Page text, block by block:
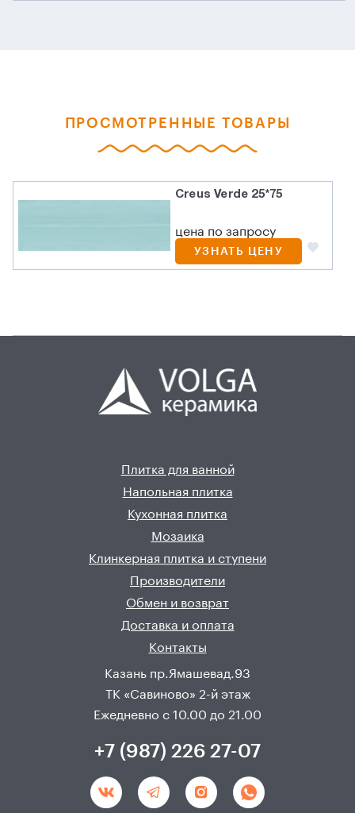
ПРОСМОТРЕННЫЕ ТОВАРЫ
Creus Verde 25*75
цена по запросу
УЗНАТЬ ЦЕНУ
Плитка для ванной
Напольная плитка
Кухонная плитка
Мозаика
Клинкерная плитка и ступени
Производители
Обмен и возврат
Доставка и оплата
Контакты
Казань пр.Ямашевад.93
ТК «Савиново» 2-й этаж
Ежедневно с 10.00 до 21.00
+7 (987) 226 27-07